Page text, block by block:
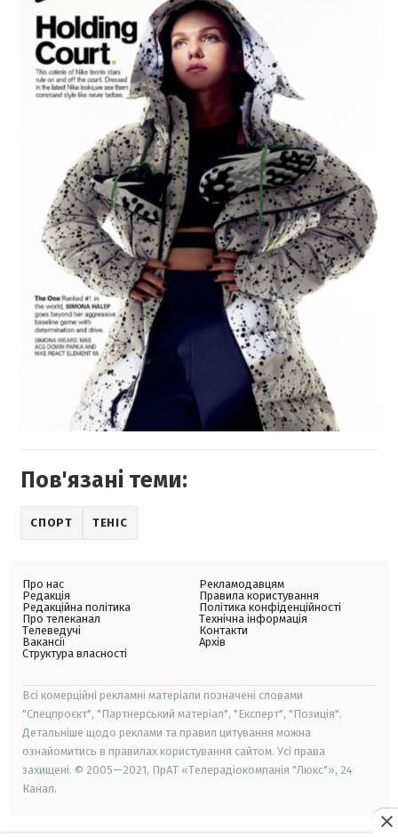
Пов'язані теми:
СПОРТ ТЕНІС
Про нас
Редакція
Редакційна політика
Про телеканал
Телеведучі
Вакансії
Структура власності
Рекламодавцям
Правила користування
Політика конфіденційності
Технічна інформація
Контакти
Архів
Всі комерційні рекламні матеріали позначені словами
"Спецпроєкт", "Партнерський матеріал", "Експерт", "Позиція".
Детальніше щодо реклами та правил цитування можна
ознайомитись в правилах користування сайтом. Усі права
захищені. © 2005—2021, ПрАТ «Телерадіокомпанія "Люкс"», 24
Канал.